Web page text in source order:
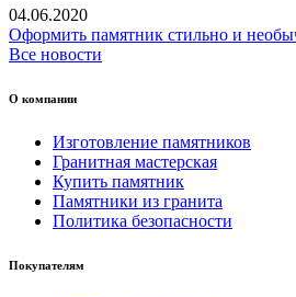
04.06.2020
Оформить памятник стильно и
Все новости
О компании
Изготовление памятников
Гранитная мастерская
Купить памятник
Памятники из гранита
Политика безопасности
Покупателям